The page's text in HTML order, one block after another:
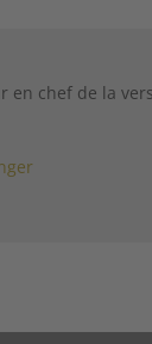
en chef de la